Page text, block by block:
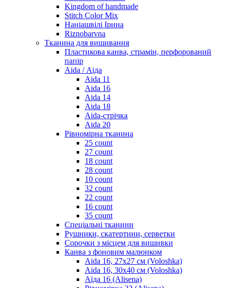
Kingdom of handmade
Stitch Color Mix
Наніашвілі Ірина
Riznobarvna
Тканина для вишивання
Пластикова канва, страмін, перфорований
папір
Aida / Аіда
Aida 11
Aida 16
Aida 14
Aida 18
Aida-стрічка
Aida 20
Рівномірна тканина
25 count
27 count
18 count
28 count
10 count
32 count
22 count
16 count
35 count
Спеціальні тканини
Рушники, скатертини, серветки
Сорочки з місцем для вишивки
Канва з фоновим малюнком
Aida 16, 27х27 см (Voloshka)
Aida 16, 30х40 см (Voloshka)
Аїда 16 (Alisena)